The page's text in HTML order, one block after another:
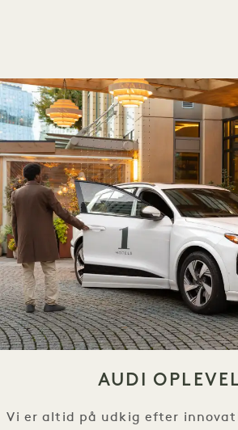
AUDI
Vi er altid på udkig efter